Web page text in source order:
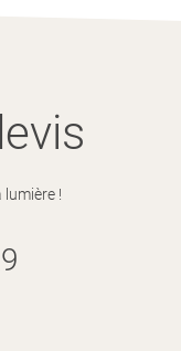
!